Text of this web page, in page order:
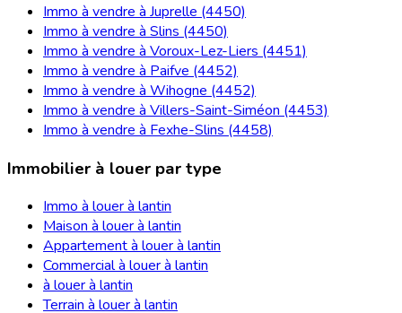
Immo à vendre à Juprelle (4450)
Immo à vendre à Slins (4450)
Immo à vendre à Voroux-Lez-Liers (4451)
Immo à vendre à Paifve (4452)
Immo à vendre à Wihogne (4452)
Immo à vendre à Villers-Saint-Siméon (4453)
Immo à vendre à Fexhe-Slins (4458)
Immobilier à louer par type
Immo à louer à lantin
Maison à louer à lantin
Appartement à louer à lantin
Commercial à louer à lantin
à louer à lantin
Terrain à louer à lantin